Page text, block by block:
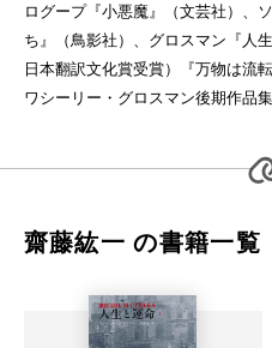
ログープ『小悪魔』（文芸社）、
ち』（鳥影社）、グロスマン『人
日本翻訳文化賞受賞）『万物は
ワシーリー・グロスマン後期作品
齋藤紘一 の書籍一覧